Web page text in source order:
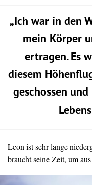
„Ich war in den
mein Körper
ertragen. Es
diesem
geschossen
Leon ist sehr lange
braucht seine Zeit, um